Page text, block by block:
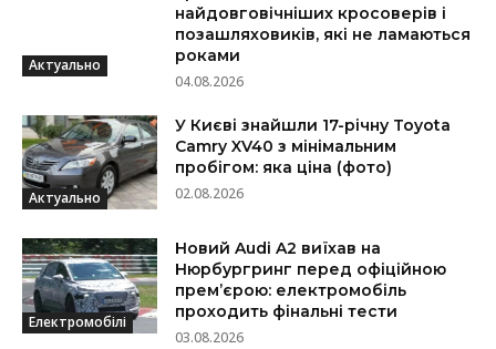
Актуально
найдовговічніших кросоверів і
позашляховиків, які не ламаються
роками
04.08.2026
Актуально
У Києві знайшли 17-річну Toyota
Camry XV40 з мінімальним
пробігом: яка ціна (фото)
02.08.2026
Електромобілі
Новий Audi A2 виїхав на
Нюрбургринг перед офіційною
прем’єрою: електромобіль
проходить фінальні тести
03.08.2026